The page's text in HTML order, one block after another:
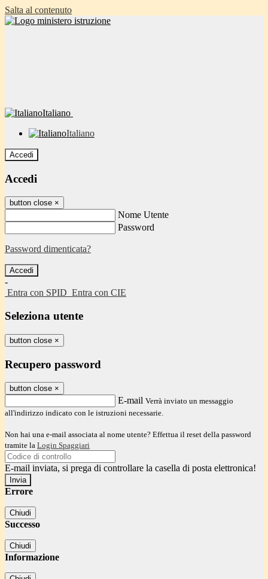
Salta al contenuto
Italiano
Italiano
Accedi
Accedi
button close ×
Nome Utente
Password
Password dimenticata?
-
Entra con SPID Entra con CIE
Seleziona utente
button close ×
Recupero password
button close ×
E-mail Verrà inviato un messaggio
all'indirizzo indicato con le istruzioni necessarie.
Non hai una e-mail associata al nome utente? Effettua il reset della password
tramite la Login Spaggiari
E-mail inviata, si prega di controllare la casella di posta elettronica!
Errore
Chiudi
Successo
Chiudi
Informazione